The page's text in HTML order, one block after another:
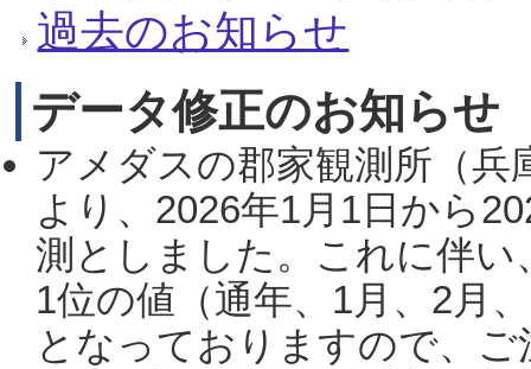
過去のお知らせ
データ修正のお知らせ
アメダスの郡家観測所（
より、2026年1月1日から
測としました。これに伴い
1位の値（通年、1月、2月
となっておりますので、